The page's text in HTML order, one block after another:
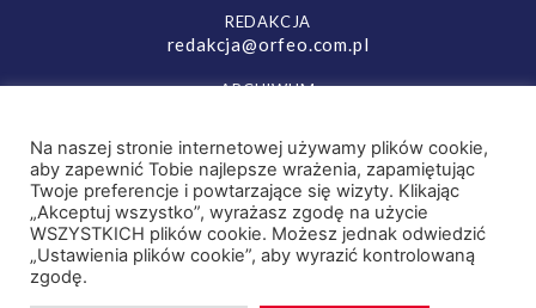
REDAKCJA
redakcja@orfeo.com.pl
ARCHIWUM
YOUTUBE FACEBOOK
INSTAGRAM
Na naszej stronie internetowej używamy plików cookie,
aby zapewnić Tobie najlepsze wrażenia, zapamiętując
Twoje preferencje i powtarzające się wizyty. Klikając
„Akceptuj wszystko”, wyrażasz zgodę na użycie
WSZYSTKICH plików cookie. Możesz jednak odwiedzić
„Ustawienia plików cookie”, aby wyrazić kontrolowaną
zgodę.